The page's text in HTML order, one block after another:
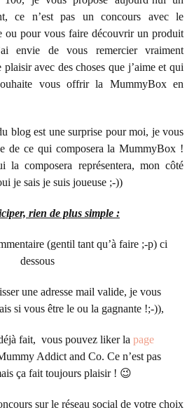
ce n’est pas un concours avec le
ou pour vous faire découvrir un produit
envie de vous remercier vraiment
avec des choses que j’aime et qui
vous offrir la MummyBox en
blog est une surprise pour moi, je vous
de ce qui composera la MummyBox !
la composera représentera, mon côté
je sais je suis joueuse ;-))
rien de plus simple :
(gentil tant qu’à faire ;-p) ci
dessous
une adresse mail valide, je vous
si vous être le ou la gagnante !;-)),
fait, vous pouvez liker la page
Addict and Co. Ce n’est pas
ça fait toujours plaisir ! 😉
sur le réseau social de votre choix